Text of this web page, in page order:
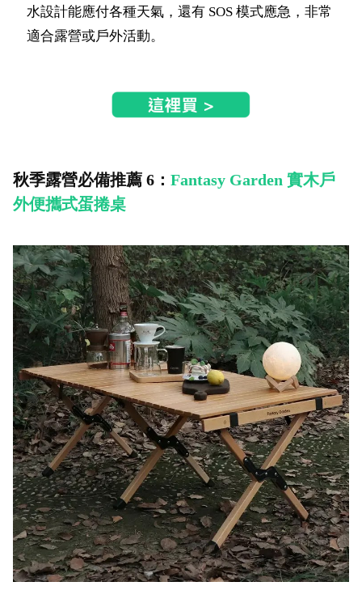
水設計能應付各種天氣，還有 SOS 模式應急，非常
適合露營或戶外活動。
秋季露營必備推薦 6： Fantasy Garden 實木戶
外便攜式蛋捲桌